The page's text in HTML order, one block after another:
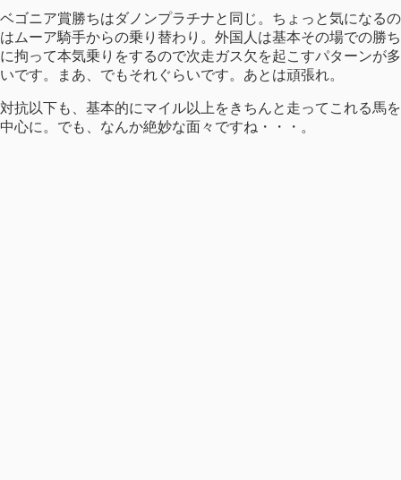
ベゴニア賞勝ちはダノンプラチナと同じ。ちょっと気になるの
はムーア騎手からの乗り替わり。外国人は基本その場での勝ち
に拘って本気乗りをするので次走ガス欠を起こすパターンが多
いです。まあ、でもそれぐらいです。あとは頑張れ。
対抗以下も、基本的にマイル以上をきちんと走ってこれる馬を
中心に。でも、なんか絶妙な面々ですね・・・。